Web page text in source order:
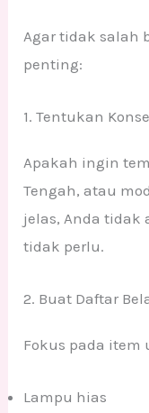
Agar tidak salah
penting:
1. Tentukan
Apakah ingin
Tengah, atau
jelas, Anda tidak
tidak perlu.
2. Buat Daftar
Fokus pada item
Lampu hias